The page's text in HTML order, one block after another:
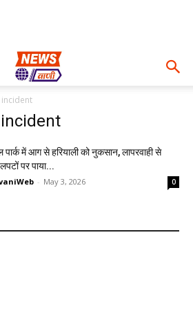
incident
पार्क में आग से हरियाली को नुकसान, लापरवाही से
पर पाया...
- May 3, 2026 0